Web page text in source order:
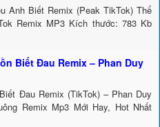
Anh Biết Remix (Peak TikTok) Thể
Remix MP3 Kích thước: 783 Kb
Biết Đau Remix – Phan Duy
Đau Remix (TikTok) – Phan Duy
Remix Mp3 Mới Hay, Hot Nhất